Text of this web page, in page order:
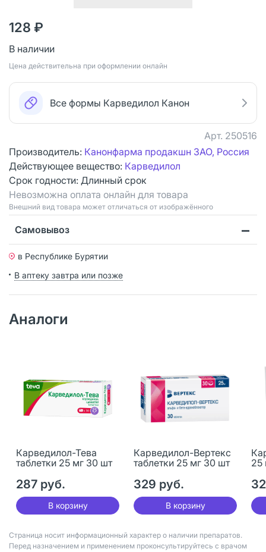
128 ₽
В наличии
Цена действительна при оформлении онлайн
Все формы Карведилол Канон
Арт. 250516
Производитель: Канонфарма продакшн ЗАО, Россия
Действующее вещество: Карведилол
Срок годности: Длинный срок
Невозможна оплата онлайн для товара
Bнешний вид товара может отличаться от изображённого
Самовывоз
в Республике Бурятии
В аптеку завтра или позже
Аналоги
Карведилол-Тева
таблетки 25 мг 30 шт
287 руб.
В корзину
Карведилол-Вертекс
таблетки 25 мг 30 шт
329 руб.
В корзину
25
Страница носит информационный характер о наличии препаратов.
Перед назначением и применением проконсультируйтесь с врачом